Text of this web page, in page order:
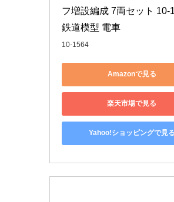
フ増設編成 7両セット 10-
鉄道模型 電車
10-1564
Amazonで見る
楽天市場で見る
Yahoo!ショッピングで見る